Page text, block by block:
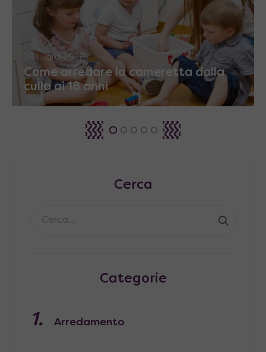
28 Luglio 2026
Come arredare la cameretta dalla
culla ai 18 anni
Cerca
Categorie
Arredamento